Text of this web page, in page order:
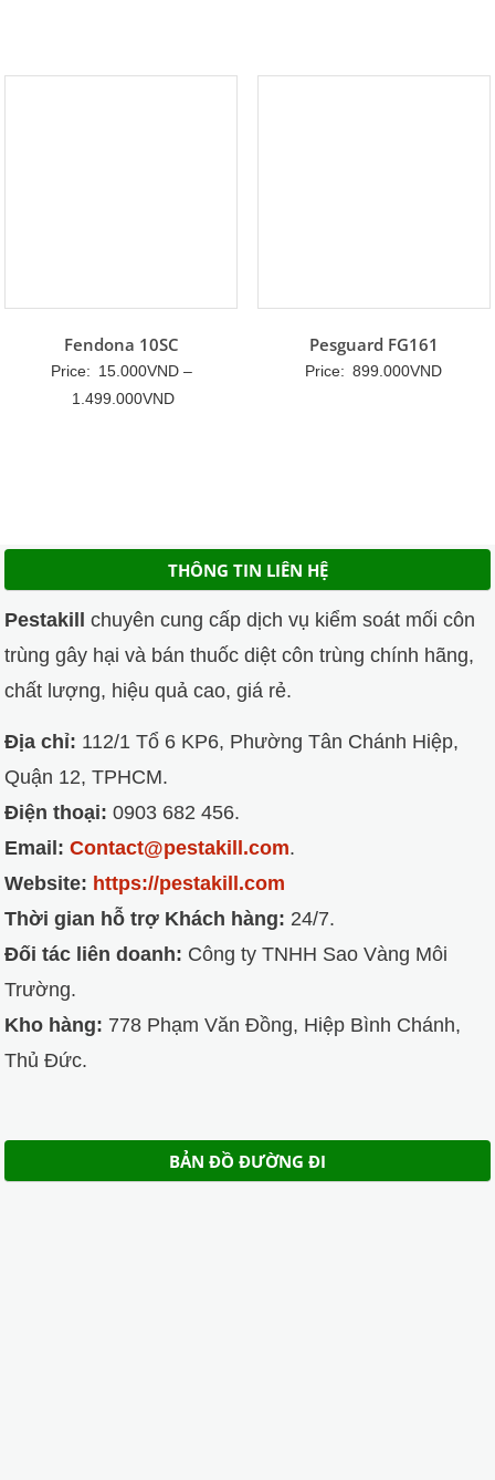
Fendona 10SC
Price: 15.000VND –
1.499.000VNDKhoảng
Pesguard FG161
Price: 899.000VND
THÔNG TIN LIÊN HỆ
Pestakill chuyên cung cấp dịch vụ kiểm soát mối côn
trùng gây hại và bán thuốc diệt côn trùng chính hãng,
chất lượng, hiệu quả cao, giá rẻ.
Địa chỉ: 112/1 Tổ 6 KP6, Phường Tân Chánh Hiệp,
Quận 12, TPHCM.
Điện thoại: 0903 682 456.
Email: Contact@pestakill.com.
Website: https://pestakill.com
Thời gian hỗ trợ Khách hàng: 24/7.
Đối tác liên doanh: Công ty TNHH Sao Vàng Môi
Trường.
Kho hàng: 778 Phạm Văn Đồng, Hiệp Bình Chánh,
Thủ Đức.
BẢN ĐỒ ĐƯỜNG ĐI